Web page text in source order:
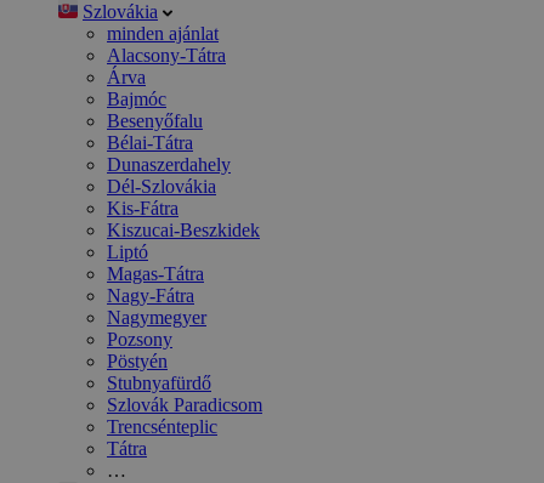
Szlovákia
minden ajánlat
Alacsony-Tátra
Árva
Bajmóc
Besenyőfalu
Bélai-Tátra
Dunaszerdahely
Dél-Szlovákia
Kis-Fátra
Kiszucai-Beszkidek
Liptó
Magas-Tátra
Nagy-Fátra
Nagymegyer
Pozsony
Pöstyén
Stubnyafürdő
Szlovák Paradicsom
Trencsénteplic
Tátra
…